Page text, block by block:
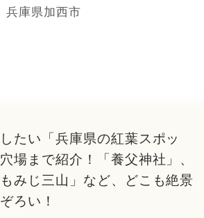
兵庫県加西市
たい「兵庫県の紅葉スポッ
場まで紹介！「養父神社」、
みじ三山」など、どこも絶景
ろい！